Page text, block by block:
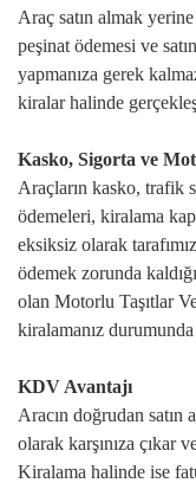
Araç satın almak
peşinat ödemesi ve
yapmanıza gerek
kiralar halinde
Kasko, Sigorta ve
Araçların kasko, trafik
ödemeleri, kiralama
eksiksiz olarak
ödemek zorunda
olan Motorlu Taşıtlar
kiralamanız
KDV Avantajı
Aracın doğrudan
olarak karşınıza çıkar
Kiralama halinde ise